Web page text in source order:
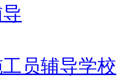
员辅导学校